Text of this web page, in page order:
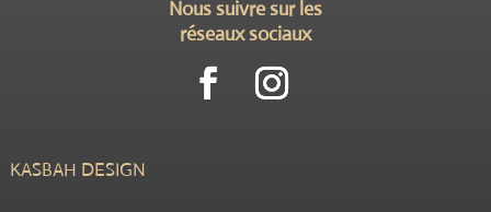
Nous suivre sur les
réseaux sociaux
KASBAH DESIGN